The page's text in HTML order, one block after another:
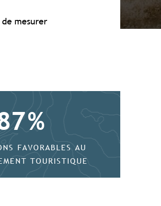
mesurer
%
FAVORABLES AU
TOURISTIQUE